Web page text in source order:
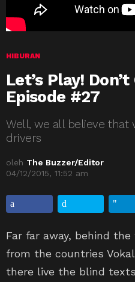
HIBURAN
Let’s Play!
Episode #27
Well, we all believe that
drivers
oleh The Buzzer/Editor
04/12/2015, 11:52 am
Far far away, behind
from the countries
there live the blind